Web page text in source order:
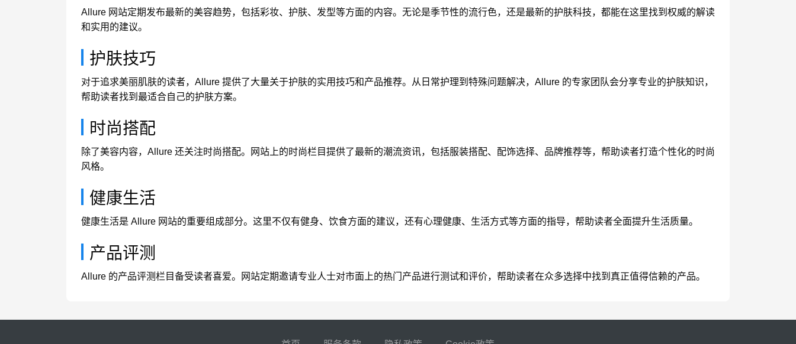
Allure 网站定期发布最新的美容趋势，包括彩妆、护肤、发型等方面的内容。无论是季节性的流行色，还是最新的护肤科技，都能在这里找到权威的解读
和实用的建议。
护肤技巧
对于追求美丽肌肤的读者，Allure 提供了大量关于护肤的实用技巧和产品推荐。从日常护理到特殊问题解决，Allure 的专家团队会分享专业的护肤知识，
帮助读者找到最适合自己的护肤方案。
时尚搭配
除了美容内容，Allure 还关注时尚搭配。网站上的时尚栏目提供了最新的潮流资讯，包括服装搭配、配饰选择、品牌推荐等，帮助读者打造个性化的时尚
风格。
健康生活
健康生活是 Allure 网站的重要组成部分。这里不仅有健身、饮食方面的建议，还有心理健康、生活方式等方面的指导，帮助读者全面提升生活质量。
产品评测
Allure 的产品评测栏目备受读者喜爱。网站定期邀请专业人士对市面上的热门产品进行测试和评价，帮助读者在众多选择中找到真正值得信赖的产品。